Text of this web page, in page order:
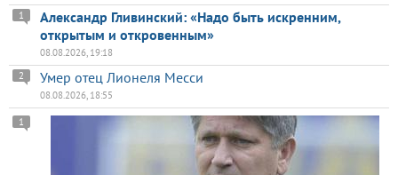
Александр Гливинский: «Надо быть искренним,
открытым и откровенным»
1
08.08.2026, 19:18
Умер отец Лионеля Месси
2
08.08.2026, 18:55
1